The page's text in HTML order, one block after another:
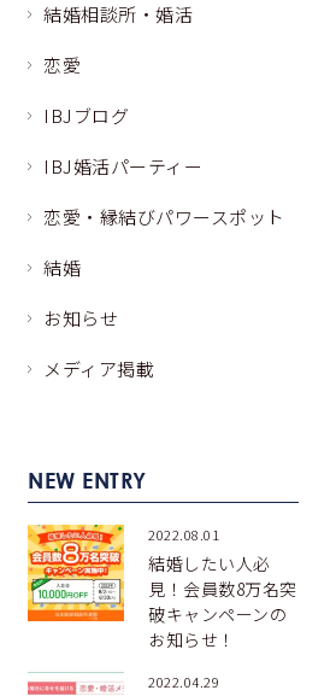
結婚相談所・婚活
恋愛
IBJブログ
IBJ婚活パーティー
恋愛・縁結びパワースポット
結婚
お知らせ
メディア掲載
NEW ENTRY
2022.08.01
結婚したい人必
見！会員数8万名突
破キャンペーンの
お知らせ！
2022.04.29